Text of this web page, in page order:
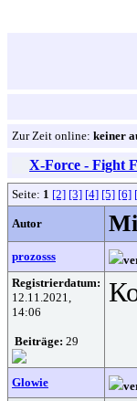
Zur Zeit online: keiner
X-Force - Fight
Seite: 1 [2] [3] [4] [5] [6]
Autor
prozosss
Registrierdatum:
12.11.2021,
14:06
Beiträge: 29
Glowie